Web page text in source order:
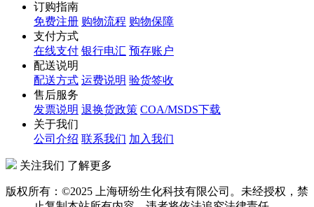
订购指南
免费注册 购物流程 购物保障
支付方式
在线支付 银行电汇 预存账户
配送说明
配送方式 运费说明 验货签收
售后服务
发票说明 退换货政策 COA/MSDS下载
关于我们
公司介绍 联系我们 加入我们
关注我们 了解更多
版权所有：©2025 上海研纷生化科技有限公司。未经授权，禁